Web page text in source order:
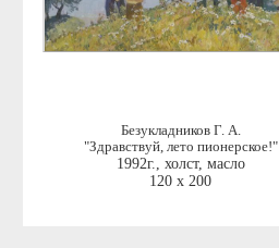
Безукладников Г. А.
"Здравствуй, лето пионерское!"
1992г., холст, масло
120 x 200